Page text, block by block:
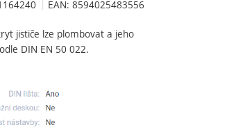
EAN: 8594025483556
jističe lze plombovat a jeho
DIN EN 50 022.